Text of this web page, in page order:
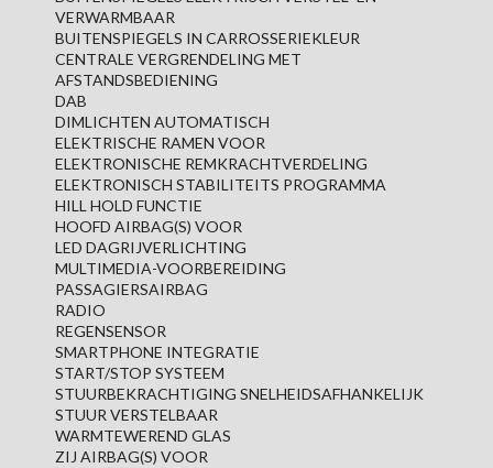
VERWARMBAAR
BUITENSPIEGELS IN CARROSSERIEKLEUR
CENTRALE VERGRENDELING MET
AFSTANDSBEDIENING
DAB
DIMLICHTEN AUTOMATISCH
ELEKTRISCHE RAMEN VOOR
ELEKTRONISCHE REMKRACHTVERDELING
ELEKTRONISCH STABILITEITS PROGRAMMA
HILL HOLD FUNCTIE
HOOFD AIRBAG(S) VOOR
LED DAGRIJVERLICHTING
MULTIMEDIA-VOORBEREIDING
PASSAGIERSAIRBAG
RADIO
REGENSENSOR
SMARTPHONE INTEGRATIE
START/STOP SYSTEEM
STUURBEKRACHTIGING SNELHEIDSAFHANKELIJK
STUUR VERSTELBAAR
WARMTEWEREND GLAS
ZIJ AIRBAG(S) VOOR